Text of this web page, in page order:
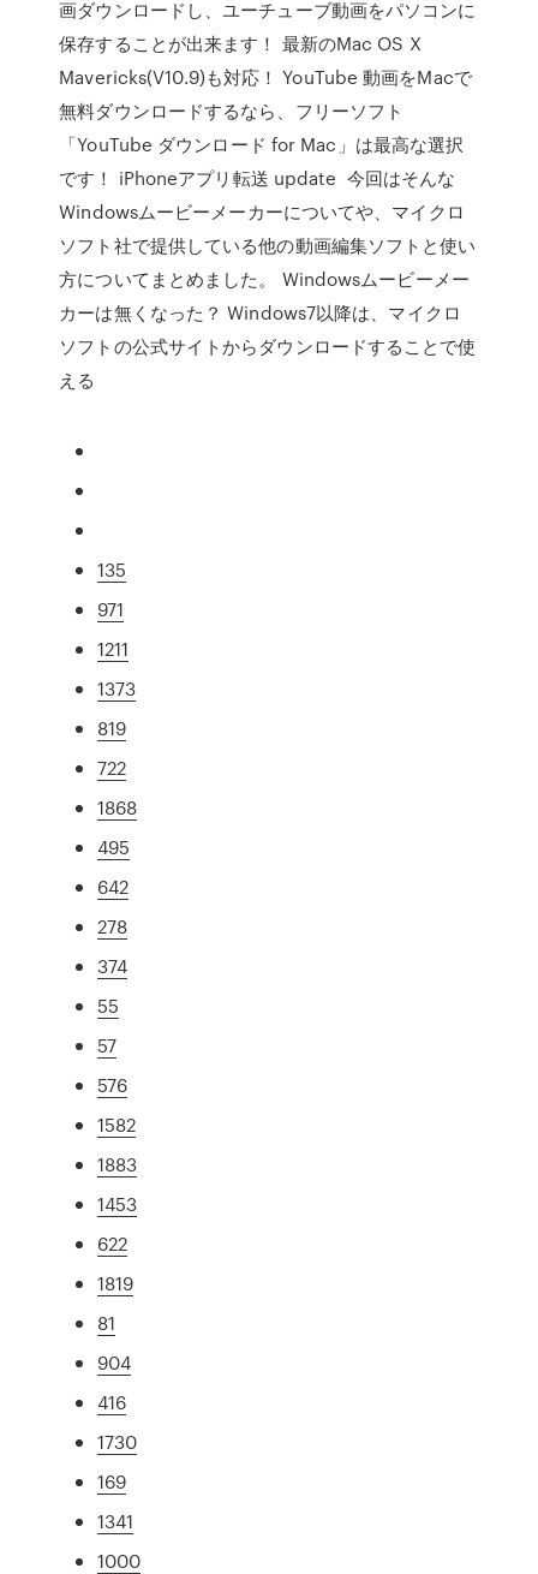
画ダウンロードし、ユーチューブ動画をパソコンに
保存することが出来ます！ 最新のMac OS X
Mavericks(V10.9)も対応！ YouTube 動画をMacで
無料ダウンロードするなら、フリーソフト
「YouTube ダウンロード for Mac」は最高な選択
です！ iPhoneアプリ転送 update 今回はそんな
Windowsムービーメーカーについてや、マイクロ
ソフト社で提供している他の動画編集ソフトと使い
方についてまとめました。 Windowsムービーメー
カーは無くなった？ Windows7以降は、マイクロ
ソフトの公式サイトからダウンロードすることで使
える
135
971
1211
1373
819
722
1868
495
642
278
374
55
57
576
1582
1883
1453
622
1819
81
904
416
1730
169
1341
1000